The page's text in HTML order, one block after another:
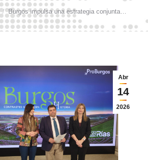
Burgos impulsa una estrategia conjunta…
Abr
14
2026